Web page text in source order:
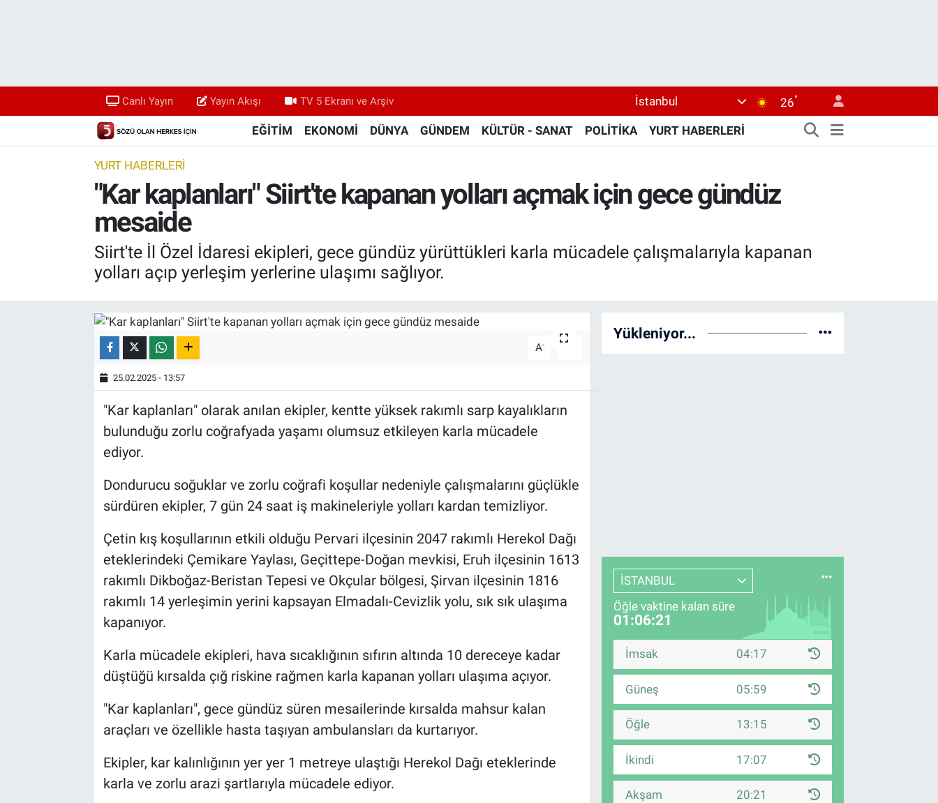
Canlı Yayın Yayın Akışı TV 5 Ekranı ve Arşiv İstanbul 26°
EĞİTİM EKONOMİ DÜNYA GÜNDEM KÜLTÜR - SANAT POLİTİKA YURT HABERLERİ
YURT HABERLERİ
"Kar kaplanları" Siirt'te kapanan yolları açmak için gece gündüz
mesaide
Siirt'te İl Özel İdaresi ekipleri, gece gündüz yürüttükleri karla mücadele çalışmalarıyla kapanan
yolları açıp yerleşim yerlerine ulaşımı sağlıyor.
A-
25.02.2025 - 13:57
"Kar kaplanları" olarak anılan ekipler, kentte yüksek rakımlı sarp kayalıkların
bulunduğu zorlu coğrafyada yaşamı olumsuz etkileyen karla mücadele
ediyor.
Dondurucu soğuklar ve zorlu coğrafi koşullar nedeniyle çalışmalarını güçlükle
sürdüren ekipler, 7 gün 24 saat iş makineleriyle yolları kardan temizliyor.
Çetin kış koşullarının etkili olduğu Pervari ilçesinin 2047 rakımlı Herekol Dağı
eteklerindeki Çemikare Yaylası, Geçittepe-Doğan mevkisi, Eruh ilçesinin 1613
rakımlı Dikboğaz-Beristan Tepesi ve Okçular bölgesi, Şirvan ilçesinin 1816
rakımlı 14 yerleşimin yerini kapsayan Elmadalı-Cevizlik yolu, sık sık ulaşıma
kapanıyor.
Karla mücadele ekipleri, hava sıcaklığının sıfırın altında 10 dereceye kadar
düştüğü kırsalda çığ riskine rağmen karla kapanan yolları ulaşıma açıyor.
"Kar kaplanları", gece gündüz süren mesailerinde kırsalda mahsur kalan
araçları ve özellikle hasta taşıyan ambulansları da kurtarıyor.
Ekipler, kar kalınlığının yer yer 1 metreye ulaştığı Herekol Dağı eteklerinde
karla ve zorlu arazi şartlarıyla mücadele ediyor.
Yükleniyor...
İSTANBUL
Öğle vaktine kalan süre
01:06:20
İmsak 04:17
Güneş 05:59
Öğle 13:15
İkindi 17:07
Akşam 20:21
Yayın Akışı
TV 5 Ekranı ve Arşiv